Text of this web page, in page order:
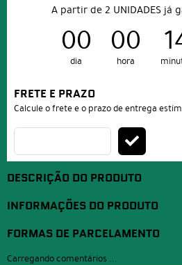
A partir de 2 UNIDADES já
00
dia
00
hora
FRETE E PRAZO
Calcule o frete e o prazo de entrega
DESCRIÇÃO DO PRODUTO
INFORMAÇÕES DO PRODUTO
FORMAS DE PARCELAMENTO
Carregando comentários ...